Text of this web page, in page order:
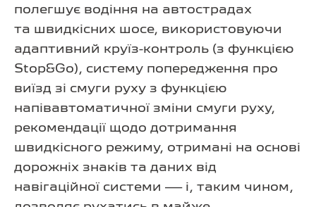
полегшує водіння на автострадах
та швидкісних шосе, використовуючи
адаптивний круїз-контроль (з функцією
Stop&Go), систему попередження про
виїзд зі смуги руху з функцією
напівавтоматичної зміни смуги руху,
рекомендації щодо дотримання
швидкісного режиму, отримані на основі
дорожніх знаків та даних від
навігаційної системи — і, таким чином,